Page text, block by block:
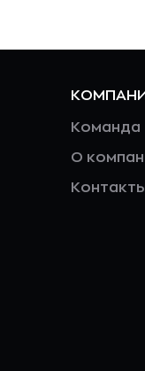
Команда
О